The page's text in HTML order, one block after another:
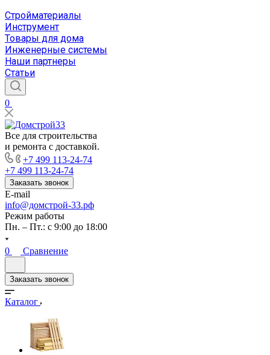
Стройматериалы
Инструмент
Товары для дома
Инженерные системы
Наши партнеры
Статьи
0
Все для строительства
и ремонта с доставкой.
+7 499 113-24-74
+7 499 113-24-74
Заказать звонок
E-mail
info@домстрой-33.рф
Режим работы
Пн. – Пт.: с 9:00 до 18:00
0 Сравнение
Заказать звонок
Каталог